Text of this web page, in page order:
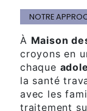
NOTRE
Maison
croyons en
chaque
la santé
avec les
traitement